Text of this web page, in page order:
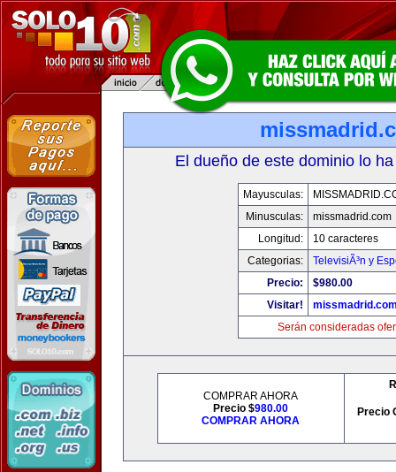
El dueño de este dominio lo
Mayusculas:
Minusculas:
missmadrid.com
Longitud:
10 caracteres
Categorias:
TelevisiÃ³n y
Precio:
$980.00
Visitar!
Serán consideradas
COMPRAR AHORA
Precio $980.00
COMPRAR AHORA
Precio